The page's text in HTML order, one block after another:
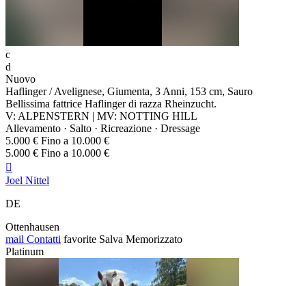
c
d
Nuovo
Haflinger / Avelignese, Giumenta, 3 Anni, 153 cm, Sauro
Bellissima fattrice Haflinger di razza Rheinzucht.
V: ALPENSTERN | MV: NOTTING HILL
Allevamento · Salto · Ricreazione · Dressage
5.000 € Fino a 10.000 €
5.000 € Fino a 10.000 €

Joel Nittel
DE
Ottenhausen
mail Contatti favorite Salva Memorizzato
Platinum